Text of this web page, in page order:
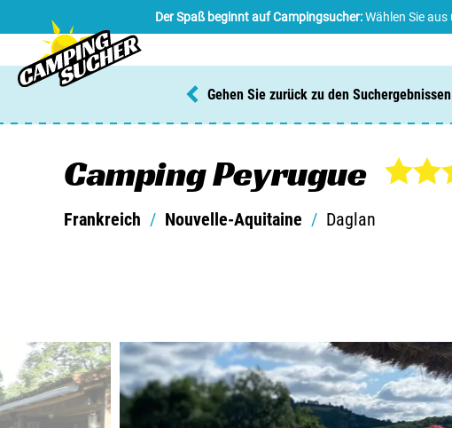
Der Spaß beginnt auf Campingsucher:Wählen Sie aus
Gehen Sie zurück zu den Suchergebnissen
Camping Peyrugue
Frankreich / Nouvelle-Aquitaine / Daglan